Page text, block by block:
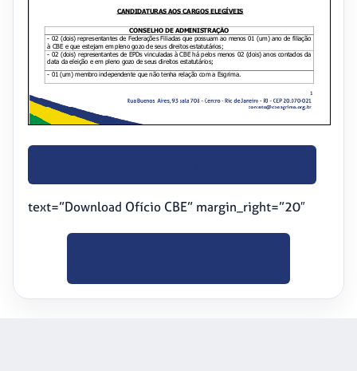
text=”Download Ofício CBE” margin_right=”20″